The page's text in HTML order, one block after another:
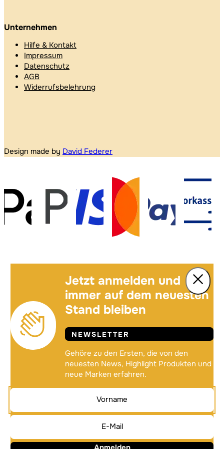
Unternehmen
Hilfe & Kontakt
Impressum
Datenschutz
AGB
Widerrufsbelehrung
Design made by David Federer
Jetzt anmelden und
immer auf dem neuesten
Stand bleiben
NEWSLETTER
Gehöre zu den Ersten, die von den
neuesten News, Highlight Produkten und
neue Marken erfahren.